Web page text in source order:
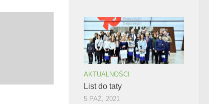
AKTUALNOŚCI
List do taty
5 PAŹ, 2021